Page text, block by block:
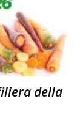
della